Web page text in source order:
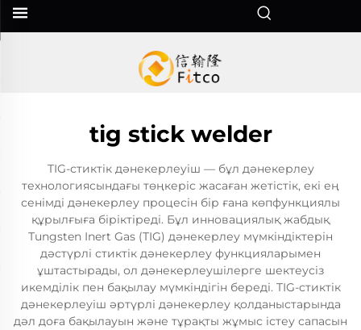
tig stick welder
TIG-стиктік дәнекерлеуіш — бұл дәнекерлеу
технологиясындағы төңкеріс жасаған жетістік, екі ең
сенімді дәнекерлеу процесін бір ғана көпфункциялы
құрылғыға біріктіреді. Бұл инновациялық жабдық
Тungsten Inert Gas (TIG) дәнекерлеу мүмкіндіктерін
дәстүрлі стиктік дәнекерлеу функцияларымен
ұштастырады, ол дәнекерлеушілерге шектеусіз
икемділік пен бақылау мүмкіндігін береді. TIG-стиктік
дәнекерлеуіш әртүрлі дәнекерлеу қолданыстарында
дәл доға бақылауын және тұрақты жұмыс істеу сапасын